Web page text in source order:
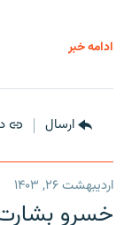
ادامه خبر
ارسال
اردیبهشت ۲۶, ۱۴۰۳